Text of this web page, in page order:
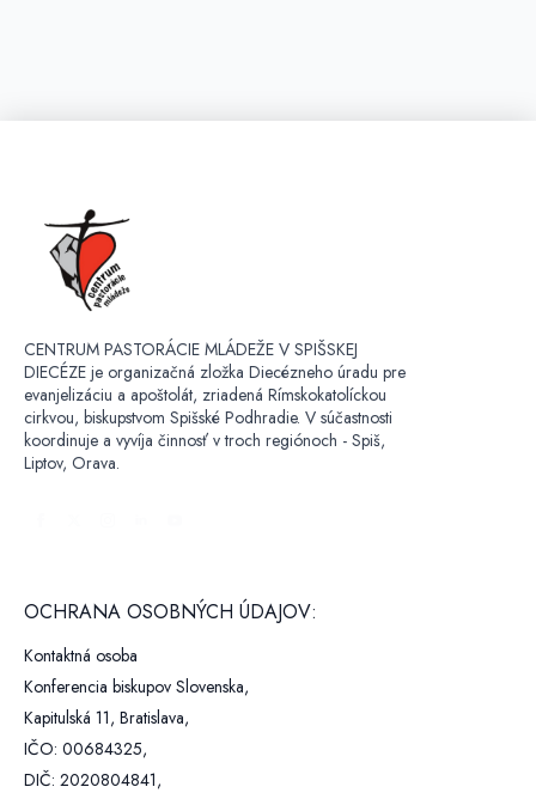
CENTRUM PASTORÁCIE MLÁDEŽE V SPIŠSKEJ
DIECÉZE je organizačná zložka Diecézneho úradu pre
evanjelizáciu a apoštolát, zriadená Rímskokatolíckou
cirkvou, biskupstvom Spišské Podhradie. V súčastnosti
koordinuje a vyvíja činnosť v troch regiónoch - Spiš,
Liptov, Orava.
OCHRANA OSOBNÝCH ÚDAJOV:
Kontaktná osoba
Konferencia biskupov Slovenska,
Kapitulská 11, Bratislava,
IČO: 00684325,
DIČ: 2020804841,